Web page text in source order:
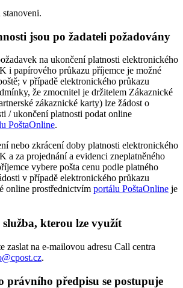
jsou po žadateli požadovány
na ukončení platnosti elektronického
i papírového průkazu příjemce je možné
v případě elektronického průkazu
že zmocnitel je držitelem Zákaznické
zákaznické karty) lze žádost o
/ ukončení platnosti podat online
PoštaOnline.
nebo zkrácení doby platnosti elektronického
a za projednání a evidenci zneplatněného
vybere pošta cenu podle platného
v případě elektronického průkazu
online prostřednictvím portálu PoštaOnline je
kterou lze využít
zaslat na e-mailovou adresu Call centra
.
právního předpisu se postupuje